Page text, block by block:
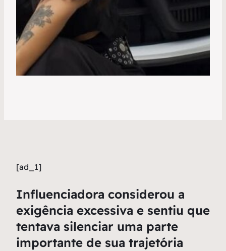
[ad_1]
Influenciadora considerou a
exigência excessiva e sentiu que
tentava silenciar uma parte
importante de sua trajetória